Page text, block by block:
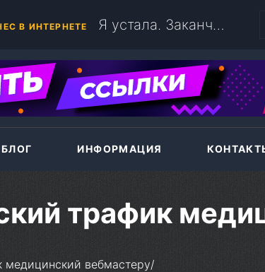
СЛОВА
БЛОГ ИНФОРМАЦИЯ
трафик
медицинский вебмастеру/